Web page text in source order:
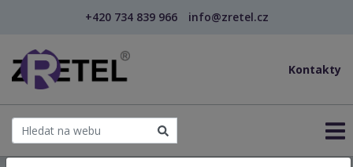
+420 734 839 966 info@zretel.cz
Kontakty